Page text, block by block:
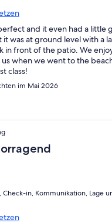
and it even had a little
it was at ground level with a
in front of the patio. We
when we went to the
class!
im Mai 2026
Check-in, Kommunikation, Lage